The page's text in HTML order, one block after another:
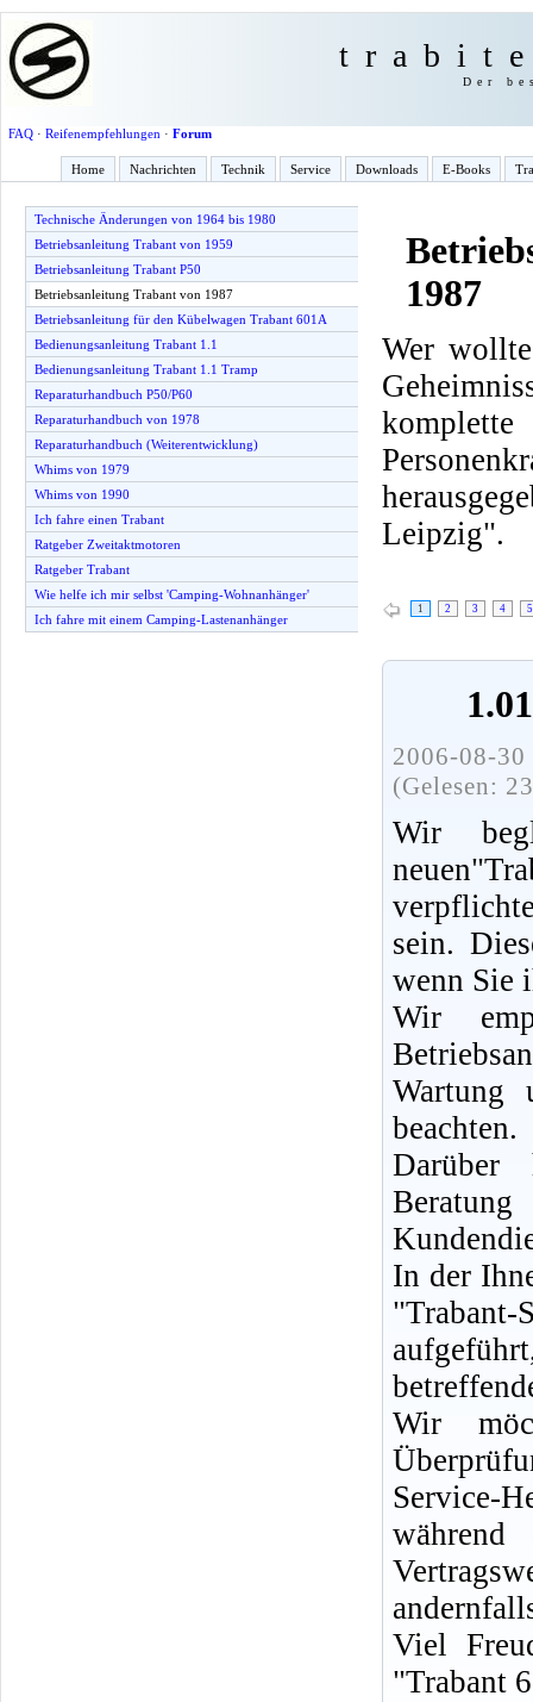
Der
FAQ· Reifenempfehlungen · Forum
Home Nachrichten Technik Service Downloads E-Books
Technische Änderungen von 1964 bis 1980
Betriebsanleitung Trabant von 1959
Betriebsanleitung Trabant P50
Betriebsanleitung Trabant von 1987
Betriebsanleitung für den Kübelwagen Trabant 601A
Bedienungsanleitung Trabant 1.1
Bedienungsanleitung Trabant 1.1 Tramp
Reparaturhandbuch P50/P60
Reparaturhandbuch von 1978
Reparaturhandbuch (Weiterentwicklung)
Whims von 1979
Whims von 1990
Ich fahre einen Trabant
Ratgeber Zweitaktmotoren
Ratgeber Trabant
Wie helfe ich mir selbst 'Camping-Wohnanhänger'
Ich fahre mit einem Camping-Lastenanhänger
1987
Wer
Leipzig".
1 2 3 4 5
2006-08-
(Gelesen:
Wir
sein.
wenn Sie
Wir
Wartung
beachten.
Darüber
In der
Wir
Service-
Viel
"Trabant